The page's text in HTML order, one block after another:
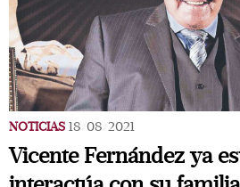
NOTICIAS 18/08/2021
Vicente Fernández ya